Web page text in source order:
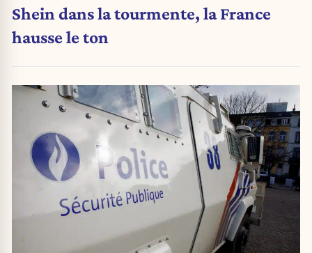
Shein dans la tourmente, la France
hausse le ton